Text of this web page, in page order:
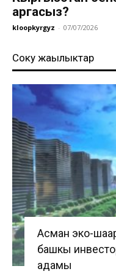
аргасыз?
kloopkyrgyz - 07/07/2026
Соңку жаңылыктар
Асман эко-
башкы
адамы